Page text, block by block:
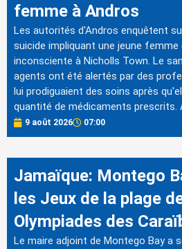
femme à Andros
Les autorités d'Andros enquêtent
suicide impliquant une jeune femme
inconsciente à Nicholls Town. Le
agents ont été alertés par des
lui prodiguaient des soins après
quantité de médicaments prescrits.
9 août 2026 07:00
Jamaïque: Montego
les Jeux de la plage
Olympiades des
Le maire adjoint de Montego Bay a